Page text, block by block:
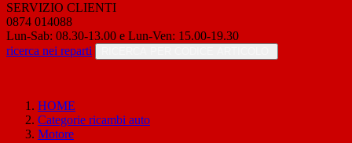
SERVIZIO CLIENTI
0874 014088
Lun-Sab: 08.30-13.00 e Lun-Ven: 15.00-19.30
ricerca nei reparti
HOME
Categorie ricambi auto
Motore